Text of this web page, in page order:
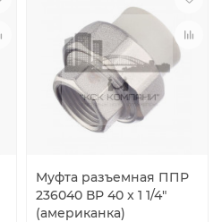
Муфта разъемная ППР
236040 ВР 40 x 1 1/4"
(американка)